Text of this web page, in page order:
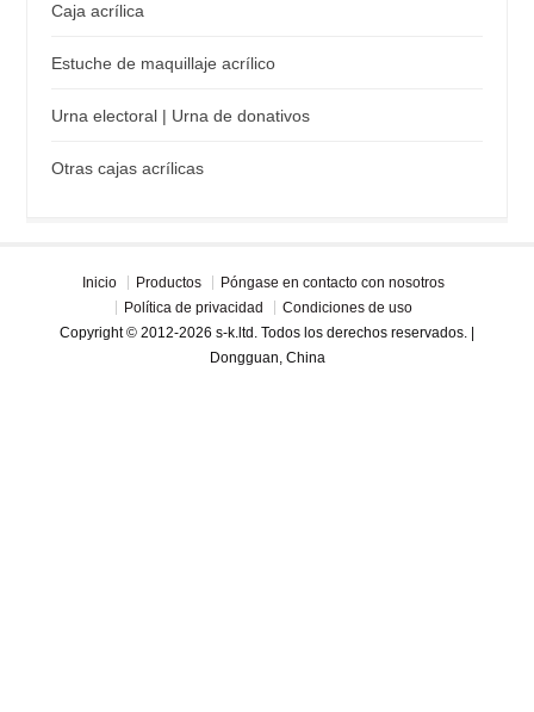
Caja acrílica
Estuche de maquillaje acrílico
Urna electoral | Urna de donativos
Otras cajas acrílicas
Inicio Productos
Póngase en contacto con nosotros
Política de privacidad
Condiciones de uso
Copyright © 2012-2026 s-k.ltd. Todos los derechos reservados. |
Dongguan, China